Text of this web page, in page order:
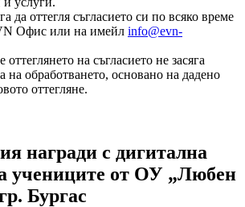
да оттегля съгласието си по всяко време
Офис или на имейл info@evn-
на съгласието не засяга
на обработването, основано на дадено
оттегляне.
награди с дигитална
учениците от ОУ „Любен
Бургас